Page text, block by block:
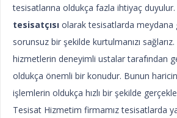
tesisatlarına oldukça fazla ihtiyaç duyulur.
tesisatçısı olarak tesisatlarda meydana
sorunsuz bir şekilde kurtulmanızı sağlarız.
hizmetlerin deneyimli ustalar tarafından
oldukça önemli bir konudur. Bunun
işlemlerin oldukça hızlı bir şekilde
Tesisat Hizmetim firmamız tesisatlarda